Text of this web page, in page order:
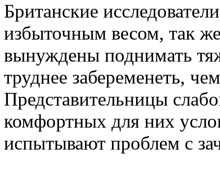
Британские
избыточным весом, так
вынуждены поднимать
труднее забеременеть,
Представительницы
комфортных для них
испытывают проблем с